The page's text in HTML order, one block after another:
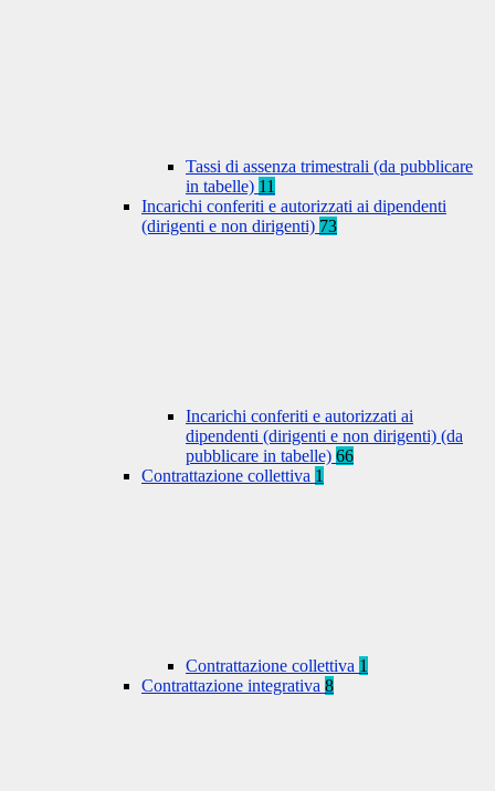
Tassi di assenza trimestrali (da pubblicare
in tabelle) 11
Incarichi conferiti e autorizzati ai dipendenti
(dirigenti e non dirigenti) 73
Incarichi conferiti e autorizzati ai
dipendenti (dirigenti e non dirigenti) (da
pubblicare in tabelle) 66
Contrattazione collettiva 1
Contrattazione collettiva 1
Contrattazione integrativa 8